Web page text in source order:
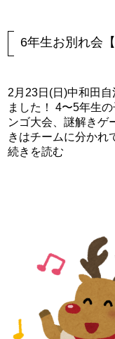
6年生お別れ会【
2月23日(日)中和田
ました！ 4〜5年生
ンゴ大会、謎解きゲ
きはチームに分かれ
続きを読む